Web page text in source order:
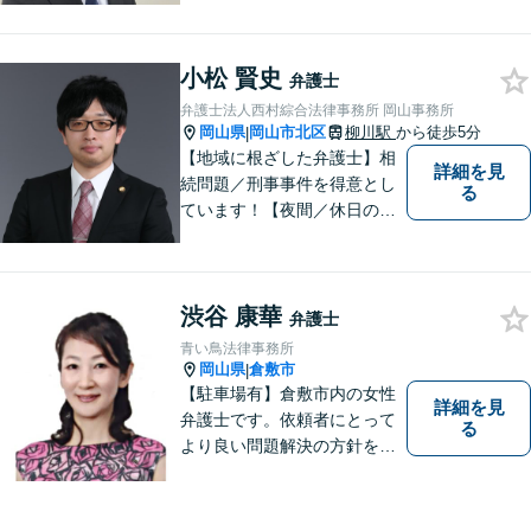
小松 賢史 弁護士
弁護士法人西村綜合法律事務所 岡山事務所
岡山県|岡山市北区 柳川駅 から徒歩5分
【地域に根ざした弁護士】相
続問題／刑事事件を得意とし
ています！【夜間／休日の相
詳細を見
る
渋谷 康華 弁護士
青い鳥法律事務所
岡山県|倉敷市
【駐車場有】倉敷市内の女性
弁護士です。依頼者にとって
より良い問題解決の方針を示
詳細を見
る